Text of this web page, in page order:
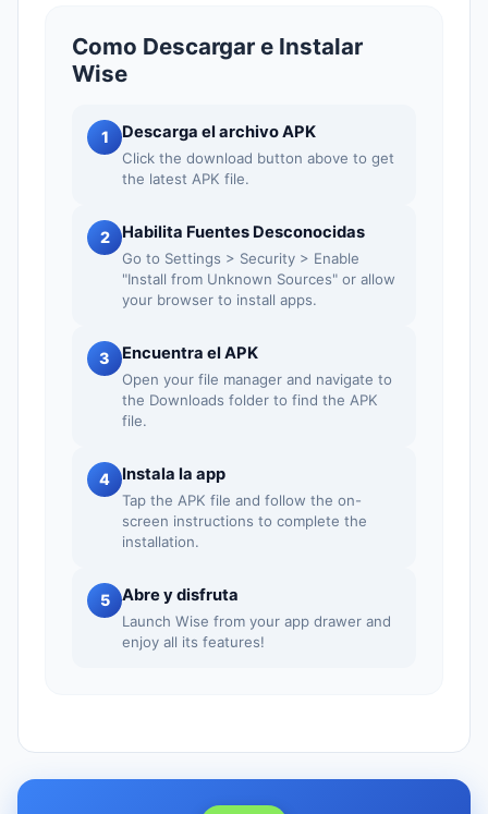
Como Descargar e Instalar
Wise
1 Descarga el archivo APK
Click the download button above to get
the latest APK file.
2 Habilita Fuentes Desconocidas
Go to Settings > Security > Enable
"Install from Unknown Sources" or allow
your browser to install apps.
3 Encuentra el APK
Open your file manager and navigate to
the Downloads folder to find the APK
file.
4 Instala la app
Tap the APK file and follow the on-
screen instructions to complete the
installation.
5 Abre y disfruta
Launch Wise from your app drawer and
enjoy all its features!